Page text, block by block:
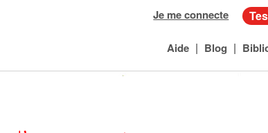
Je me connecte
Aide | Blog |